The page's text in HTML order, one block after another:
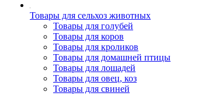
Товары для сельхоз животных
Товары для голубей
Товары для коров
Товары для кроликов
Товары для домашней птицы
Товары для лошадей
Товары для овец, коз
Товары для свиней